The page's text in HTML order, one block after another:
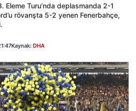
Eleme Turu’nda deplasmanda 2-1
rövanşta 5-2 yenen Fenerbahçe,
Kaynak: DHA